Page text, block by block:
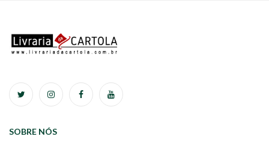
SOBRE NÓS